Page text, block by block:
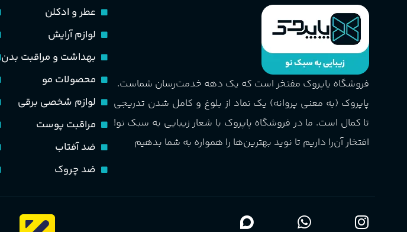
فروشگاه پاپروک مفتخر است که یک دهه خدمت‌رسان شماست.
پاپروک (به معنی پروانه) یک نماد از بلوغ و کامل شدن تدریجی
تا کمال است. ما در فروشگاه پاپروک با شعار زیبایی به سبک نو!
افتخار آن‌را داریم تا نوید بهترین‌ها را همواره به شما بدهیم
عطر و ادکلن
لوازم آرایش
بهداشت و مراقبت بدن
محصولات مو
لوازم شخصی برقی
مراقبت پوست
ضد آفتاب
ضد چروک